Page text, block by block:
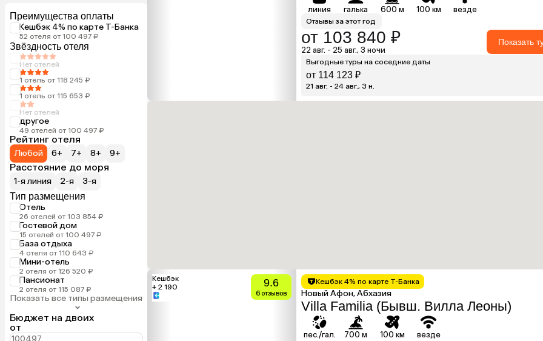
Преимущества оплаты
Кешбэк 4% по карте Т-Банка
52 отеля от 100 497 ₽
Звёздность отеля
Нет отелей
1 отель от 118 245 ₽
1 отель от 115 653 ₽
Нет отелей
другое
49 отелей от 100 497 ₽
Рейтинг отеля
Любой 6+ 7+ 8+ 9+
Расстояние до моря
1-я линия 2-я
3-я
Тип размещения
Отель
26 отелей от 103 854 ₽
Гостевой дом
15 отелей от 100 497 ₽
База отдыха
4 отеля от 110 643 ₽
Мини-отель
2 отеля от 126 520 ₽
Пансионат
2 отеля от 115 087 ₽
Показать все типы размещения
Бюджет на двоих
от
линия галька 600 м 100 км везде
Отзывы за этот год
от 103 840 ₽
22 авг. - 25 авг., 3 ночи
Показать
Выгодные туры на соседние даты
от 114 123 ₽
21 авг. - 24 авг., 3 н.
Кешбэк
+ 2 190
9.6
6 отзывов
Кешбэк 4% по карте Т-Банка
Новый Афон, Абхазия
Villa Familia (Бывш. Вилла Леоны)
пес./гал. 700 м 100 км везде